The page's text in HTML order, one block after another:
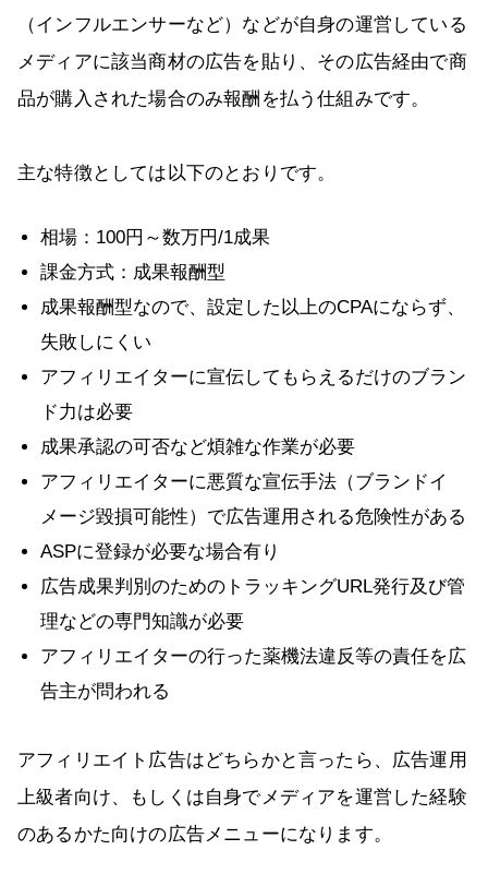
（インフルエンサーなど）などが自身の運営している
メディアに該当商材の広告を貼り、その広告経由で商
品が購入された場合のみ報酬を払う仕組みです。
主な特徴としては以下のとおりです。
相場：100円～数万円/1成果
課金方式：成果報酬型
成果報酬型なので、設定した以上のCPAにならず、
失敗しにくい
アフィリエイターに宣伝してもらえるだけのブラン
ド力は必要
成果承認の可否など煩雑な作業が必要
アフィリエイターに悪質な宣伝手法（ブランドイ
メージ毀損可能性）で広告運用される危険性がある
ASPに登録が必要な場合有り
広告成果判別のためのトラッキングURL発行及び管
理などの専門知識が必要
アフィリエイターの行った薬機法違反等の責任を広
告主が問われる
アフィリエイト広告はどちらかと言ったら、広告運用
上級者向け、もしくは自身でメディアを運営した経験
のあるかた向けの広告メニューになります。